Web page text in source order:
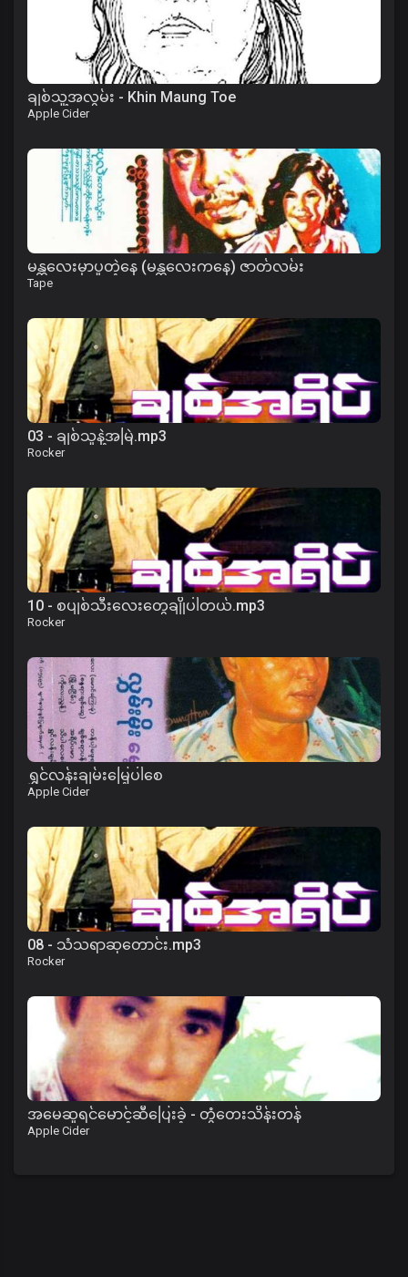
ချစ်သူ့အလွမ်း - Khin Maung Toe
Apple Cider
မန္တလေးမှာပူတဲ့နေ (မန္တလေးကနေ) ဇာတ်လမ်း
Tape
03 - ချစ်သူနဲ့အမြဲ.mp3
Rocker
10 - စပျစ်သီးလေးတွေချိုပါတယ်.mp3
Rocker
ရွှင်လန်းချမ်းမြေ့ပါစေ
Apple Cider
08 - သံသရာဆုတောင်း.mp3
Rocker
အမေဆူရင်မောင့်ဆီပြေးခဲ့ - တွံတေးသိန်းတန်
Apple Cider